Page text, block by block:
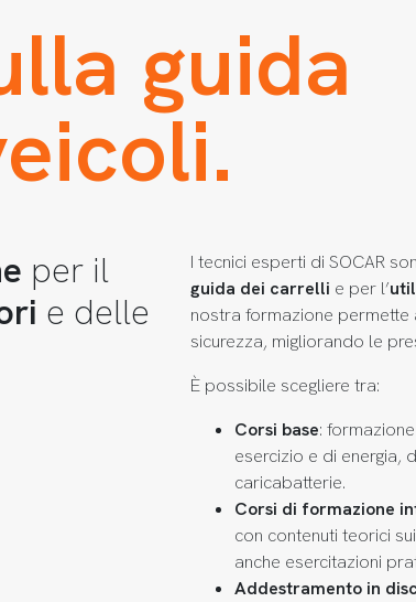
guida
per il
e delle
I tecnici esperti di SOCAR
guida dei carrelli e per l’
nostra formazione
sicurezza, migliorando le
È possibile scegliere tra:
Corsi base:
esercizio e di energia,
caricabatterie.
Corsi di formazione
con contenuti teorici
anche esercitazioni
Addestramento in